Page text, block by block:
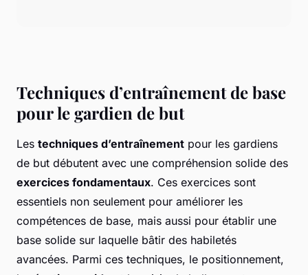
Techniques d’entraînement de base
pour le gardien de but
Les techniques d’entraînement pour les gardiens
de but débutent avec une compréhension solide des
exercices fondamentaux. Ces exercices sont
essentiels non seulement pour améliorer les
compétences de base, mais aussi pour établir une
base solide sur laquelle bâtir des habiletés
avancées. Parmi ces techniques, le positionnement,